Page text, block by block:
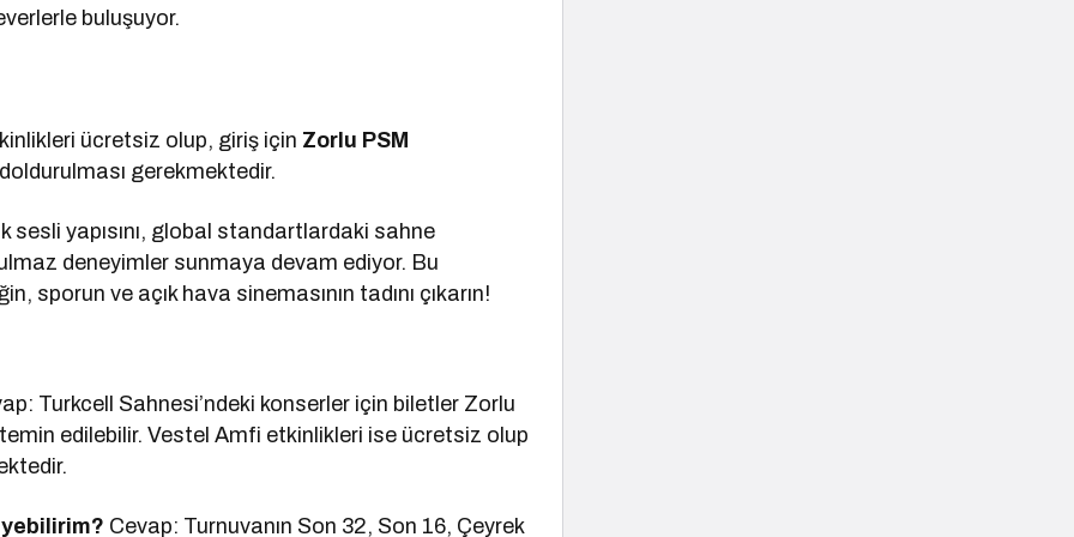
buluşuyor.
ücretsiz olup, giriş için Zorlu PSM
gerekmektedir.
yapısını, global standartlardaki sahne
deneyimler sunmaya devam ediyor. Bu
sporun ve açık hava sinemasının tadını çıkarın!
Turkcell Sahnesi’ndeki konserler için biletler Zorlu
edilebilir. Vestel Amfi etkinlikleri ise ücretsiz olup
Cevap: Turnuvanın Son 32, Son 16, Çeyrek